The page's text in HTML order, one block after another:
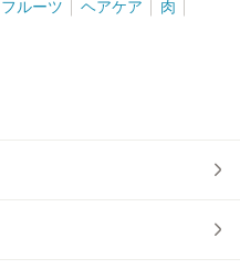
フルーツ ヘアケア 肉